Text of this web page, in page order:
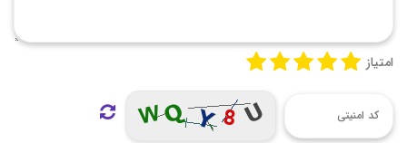
امتیاز